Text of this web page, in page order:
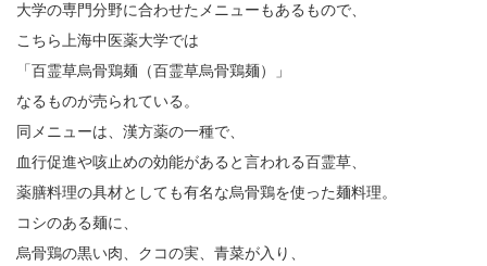
大学の専門分野に合わせたメニューもあるもので、
こちら上海中医薬大学では
「百霊草烏骨鶏麺（百霊草烏骨鶏麺）」
なるものが売られている。
同メニューは、漢方薬の一種で、
血行促進や咳止めの効能があると言われる百霊草、
薬膳料理の具材としても有名な烏骨鶏を使った麺料理。
コシのある麺に、
烏骨鶏の黒い肉、クコの実、青菜が入り、